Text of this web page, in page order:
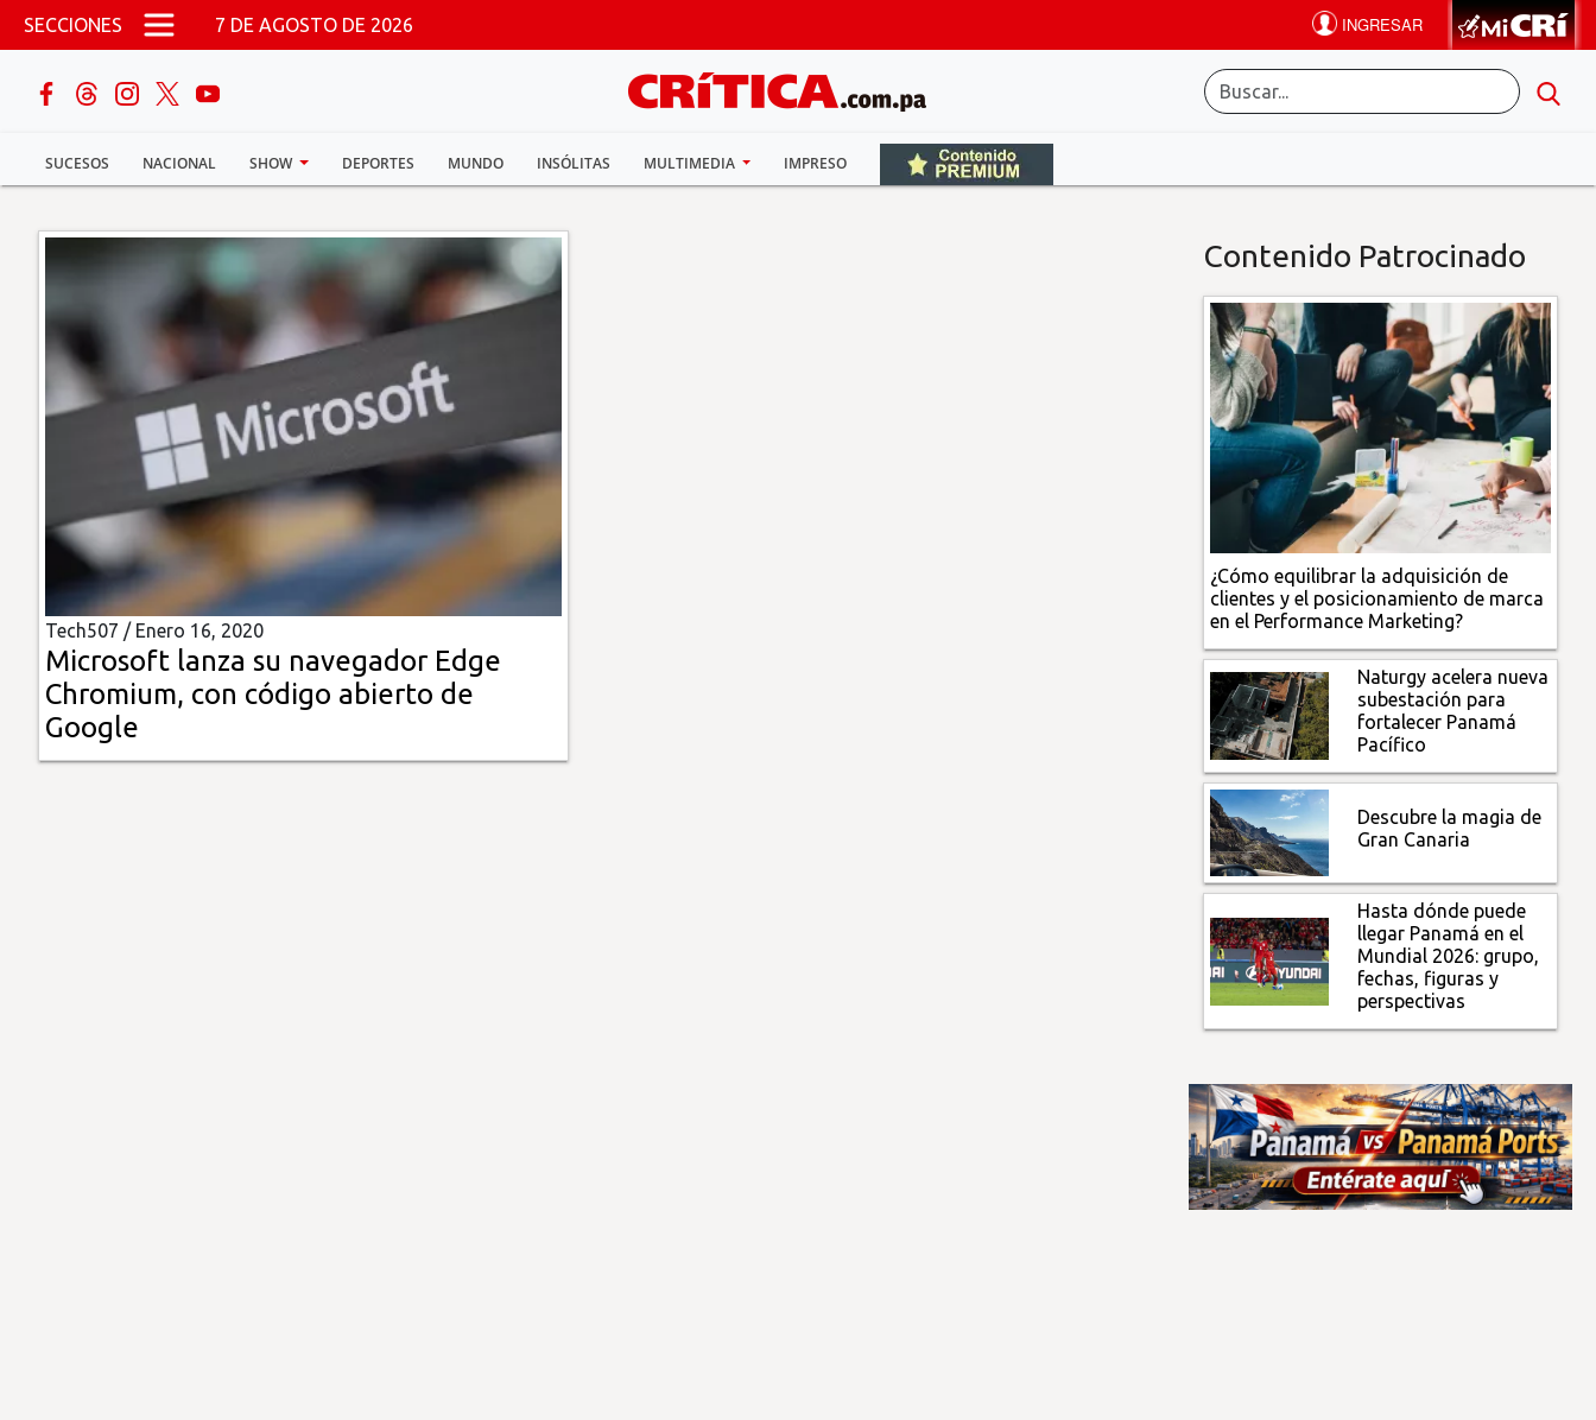
Pasar al contenido principal
SECCIONES 7 DE AGOSTO DE 2026
SUCESOS NACIONAL SHOW DEPORTES MUNDO INSÓLITAS MULTIMEDIA IMPRESO
buscar
Sucesos
Nacional
Show
Insólitas
Multimedia
Impreso
Tech507 / Enero 16, 2020
Microsoft lanza su navegador Edge
Chromium, con código abierto de
Google
Contenido Patrocinado
¿Cómo equilibrar la adquisición de
clientes y el posicionamiento de marca
en el Performance Marketing?
Naturgy acelera nueva
subestación para
fortalecer Panamá
Pacífico
Descubre la magia de
Gran Canaria
Hasta dónde puede
llegar Panamá en el
Mundial 2026: grupo,
fechas, figuras y
perspectivas